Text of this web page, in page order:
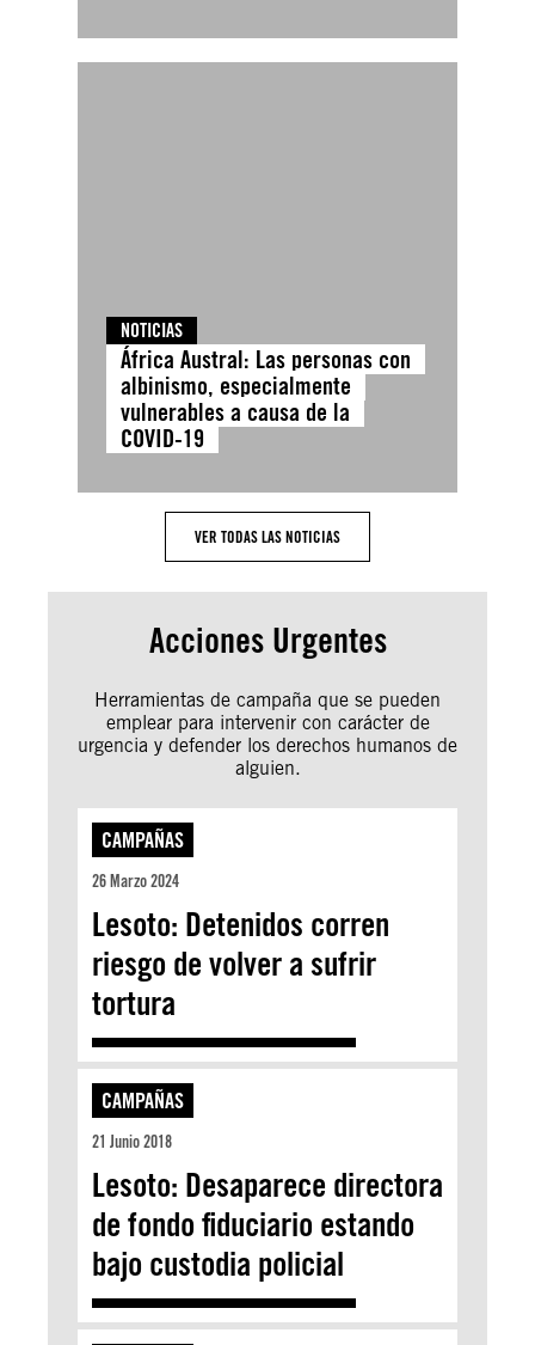
NOTICIAS
África Austral: Las personas con
albinismo, especialmente
vulnerables a causa de la
COVID-19
VER TODAS LAS NOTICIAS
Acciones Urgentes
Herramientas de campaña que se pueden
emplear para intervenir con carácter de
urgencia y defender los derechos humanos de
alguien.
CAMPAÑAS
26 Marzo 2024
Lesoto: Detenidos corren
riesgo de volver a sufrir
tortura
CAMPAÑAS
21 Junio 2018
Lesoto: Desaparece directora
de fondo fiduciario estando
bajo custodia policial